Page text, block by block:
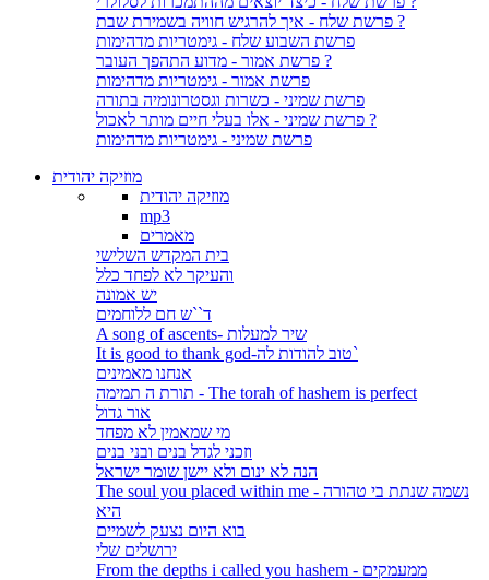
פרשת שלח - איך להרגיש חוויה בשמירת שבת ?
פרשת השבוע שלח - גימטריות מדהימות
פרשת אמור - מדוע התהפך העובר ?
פרשת אמור - גימטריות מדהימות
פרשת שמיני - כשרות וגסטרונומיה בתורה
פרשת שמיני - אלו בעלי חיים מותר לאכול ?
פרשת שמיני - גימטריות מדהימות
מוזיקה יהודית
מוזיקה יהודית
mp3
מאמרים
בית המקדש השלישי
והעיקר לא לפחד כלל
יש אמונה
ד``ש חם ללוחמים
A song of ascents- שיר למעלות
It is good to thank god-טוב להודות לה`
אנחנו מאמינים
תורת ה תמימה - The torah of hashem is perfect
אור גדול
מי שמאמין לא מפחד
וזכני לגדל בנים ובני בנים
הנה לא ינום ולא יישן שומר ישראל
The soul you placed within me - נשמה שנתת בי טהורה
היא
בוא היום נצעק לשמיים
ירושלים שלי
From the depths i called you hashem - ממעמקים